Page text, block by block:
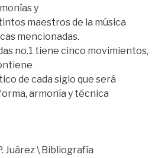
y
maestros de la música
mencionadas.
no.1 tiene cinco movimientos,
de cada siglo que será
armonía y técnica
Juárez \ Bibliografía